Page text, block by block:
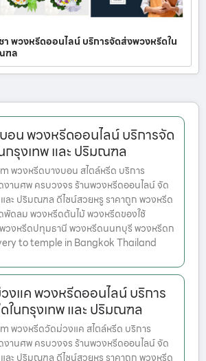
พวงหรีดออนไลน์ บริการจัดส่งพวงหรีดใน
ฑล
อน พวงหรีดออนไลน์ บริการจัด
กรุงเทพ และ ปริมณฑล
พวงหรีดบางบอน สไตล์หรีด บริการ
านศพ ครบวงจร ร้านพวงหรีดออนไลน์ จัด
ละ ปริมณฑล ดีไซน์สวยหรู ราคาถูก พวงหรีด
ดลม พวงหรีดต้นไม้ พวงหรีดของใช้
วงหรีดปทุมธานี พวงหรีดนนทบุรี พวงหรีดก
to temple in Bangkok Thailand
งแค พวงหรีดออนไลน์ บริการ
นกรุงเทพ และ ปริมณฑล
พวงหรีดวัดม่วงแค สไตล์หรีด บริการ
านศพ ครบวงจร ร้านพวงหรีดออนไลน์ จัด
ละ ปริมณฑล ดีไซน์สวยหรู ราคาถูก พวงหรีด